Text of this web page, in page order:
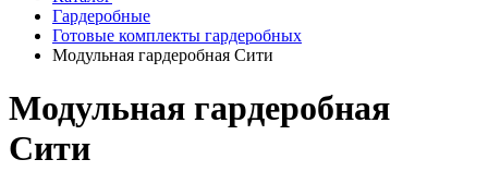
Гардеробные
Готовые комплекты гардеробных
Модульная гардеробная Сити
Модульная гардеробная
Сити